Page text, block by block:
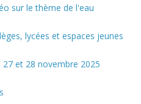
sur le thème de l'eau
lycées et espaces jeunes
et 28 novembre 2025